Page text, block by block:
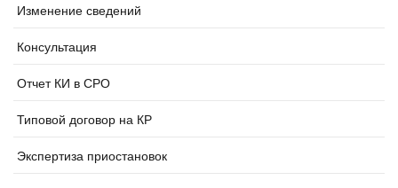
Изменение сведений
Консультация
Отчет КИ в СРО
Типовой договор на КР
Экспертиза приостановок